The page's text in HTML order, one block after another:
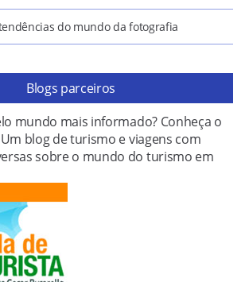
do mundo da fotografia
Blogs parceiros
mundo mais informado? Conheça o
blog de turismo e viagens com
sobre o mundo do turismo em